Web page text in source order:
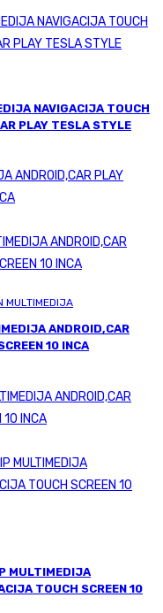
NAVIGACIJA TOUCH
PLAY TESLA STYLE
MULTIMEDIJA
ANDROID,CAR
10 INCA
MULTIMEDIJA
TOUCH SCREEN 10